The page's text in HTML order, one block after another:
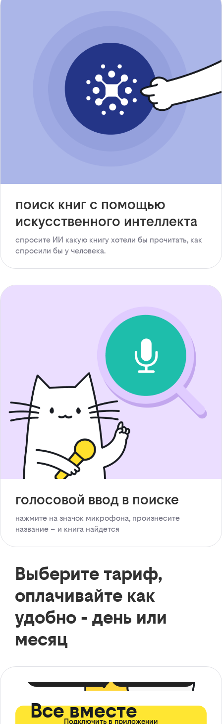
поиск книг с помощью
искусственного интеллекта
спросите ИИ какую книгу хотели бы прочитать, как
спросили бы у человека.
голосовой ввод в поиске
нажмите на значок микрофона, произнесите
название – и книга найдется
Выберите тариф,
оплачивайте как
удобно - день или
месяц
Все вместе
Подключить в приложении